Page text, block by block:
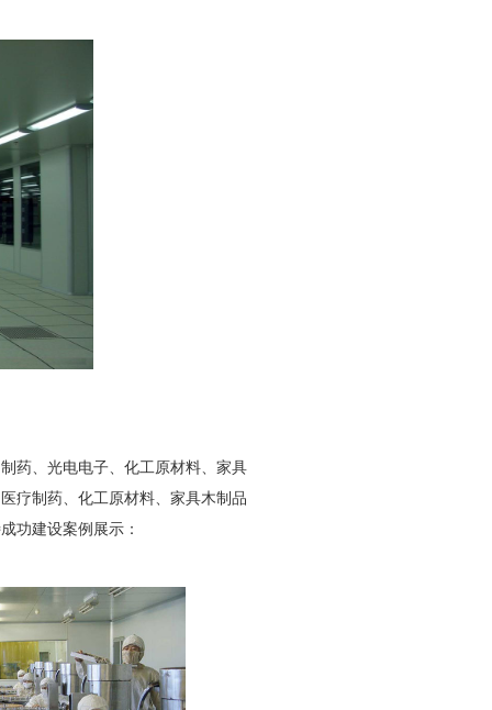
、光电电子、化工原材料、家具
疗制药、化工原材料、家具木制品
功建设案例展示：